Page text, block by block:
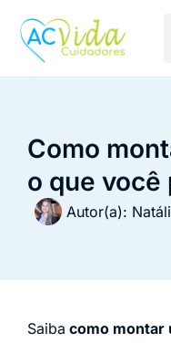
Como
o que você
Autor(a):
Saiba como montar